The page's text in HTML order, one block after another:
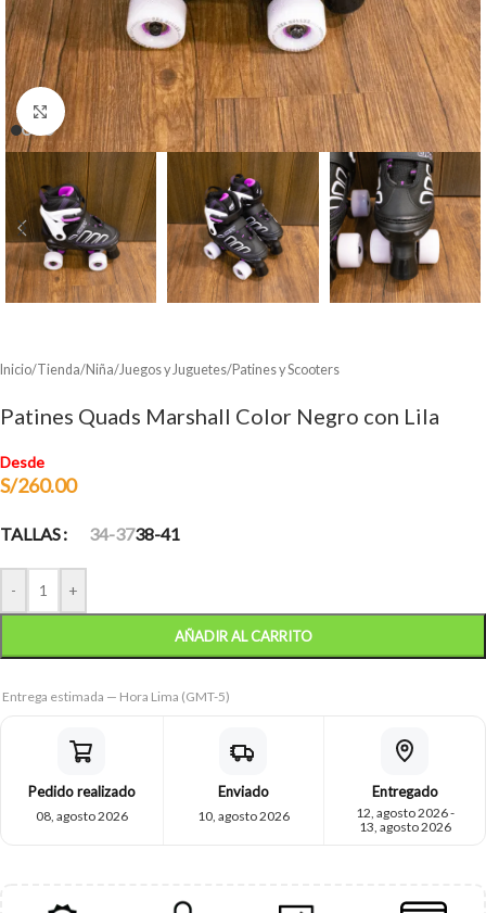
Clic para ampliar
Inicio/Tienda/Niña/Juegos y Juguetes/Patines y Scooters
Patines Quads Marshall Color Negro con Lila
Desde
S/260.00
TALLAS 34-3738-41
- +
AÑADIR AL CARRITO
Entrega estimada — Hora Lima (GMT-5)
Pedido realizado
08, agosto 2026
Enviado
10, agosto 2026
Entregado
12, agosto 2026 -
13, agosto 2026